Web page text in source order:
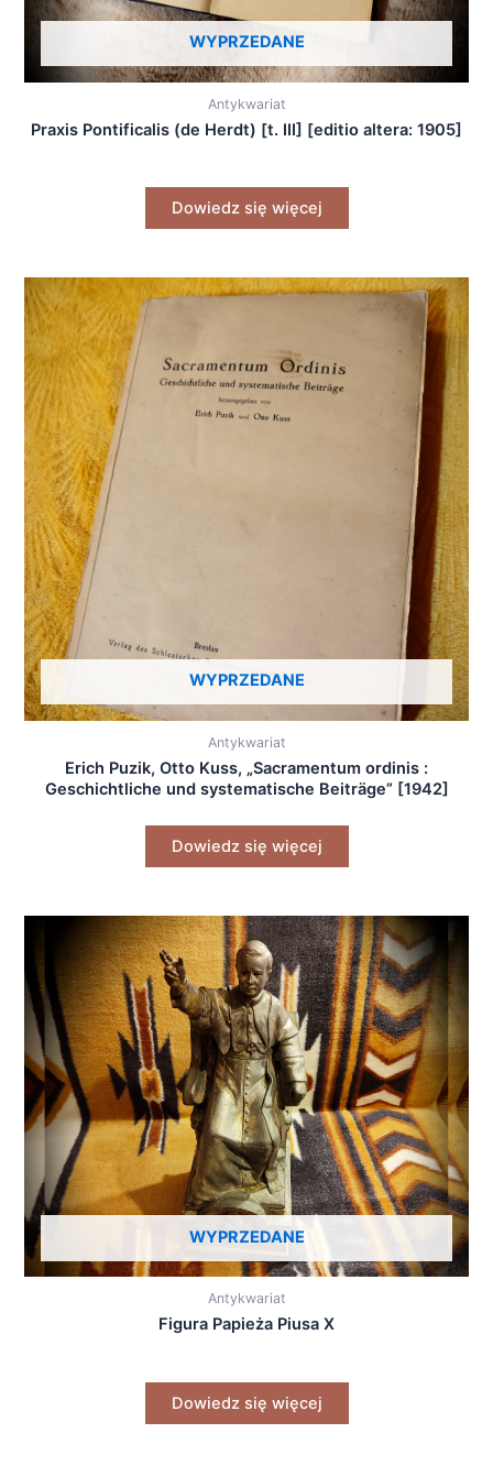
WYPRZEDANE
Antykwariat
Praxis Pontificalis (de Herdt) [t. III] [editio altera: 1905]
Dowiedz się więcej
WYPRZEDANE
Antykwariat
Erich Puzik, Otto Kuss, „Sacramentum ordinis :
Geschichtliche und systematische Beiträge” [1942]
Dowiedz się więcej
WYPRZEDANE
Antykwariat
Figura Papieża Piusa X
Dowiedz się więcej